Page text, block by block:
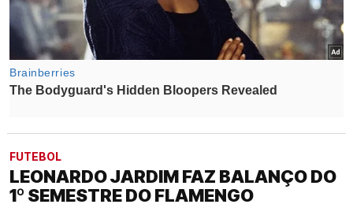
FUTEBOL
LEONARDO JARDIM FAZ BALANÇO DO
1º SEMESTRE DO FLAMENGO